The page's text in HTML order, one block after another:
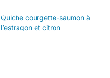
Quiche courgette-saumon à
l’estragon et citron